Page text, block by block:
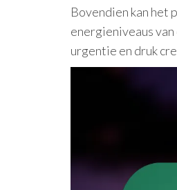
Bovendien kan het
energieniveaus
urgentie en druk